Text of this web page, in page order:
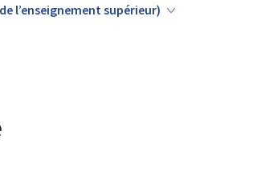
l’enseignement supérieur)